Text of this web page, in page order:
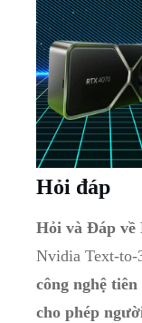
Hỏi đáp
Hỏi và Đáp về
Nvidia Text-to-
công nghệ
cho phép